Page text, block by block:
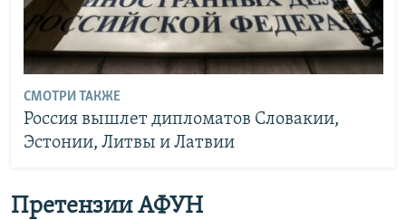
СМОТРИ ТАКЖЕ
Россия вышлет дипломатов Словакии,
Эстонии, Литвы и Латвии
Претензии АФУН